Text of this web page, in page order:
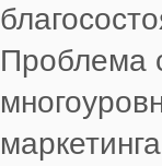
Проблема